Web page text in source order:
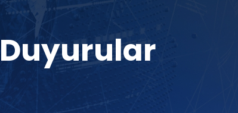
Duyurular